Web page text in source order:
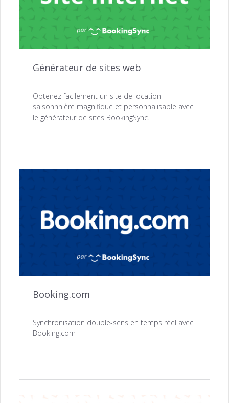
Générateur de sites web
Obtenez facilement un site de location
saisonnnière magnifique et personnalisable avec
le générateur de sites BookingSync.
Booking.com
Synchronisation double-sens en temps réel avec
Booking.com